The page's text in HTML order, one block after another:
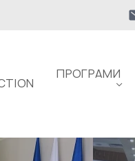
ПРОГРАМИ